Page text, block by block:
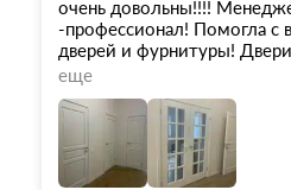
очень довольны!!!!
-профессионал! Помогла с
дверей и фурнитуры!
красивые, стильные!!!!!
Особая благодарность
(бригадир Шариф), очень
устанока - высший класс!!
инструменты, выполнено
Рекомендую данную
еще